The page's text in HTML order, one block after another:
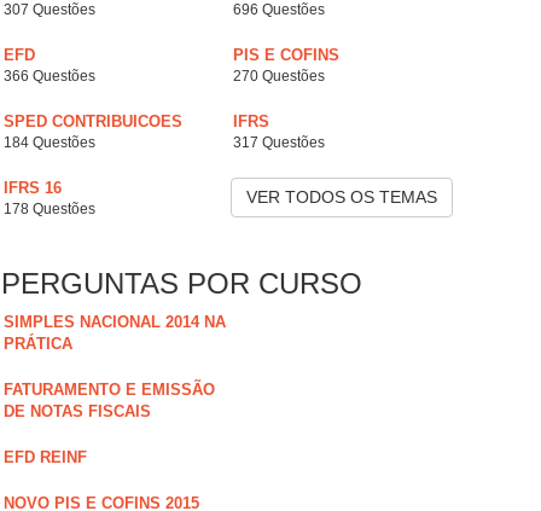
307 Questões 696 Questões
EFD
366 Questões
PIS E COFINS
270 Questões
SPED CONTRIBUICOES
184 Questões
IFRS
317 Questões
IFRS 16
178 Questões
VER TODOS OS TEMAS
PERGUNTAS POR CURSO
SIMPLES NACIONAL 2014 NA
PRÁTICA
FATURAMENTO E EMISSÃO
DE NOTAS FISCAIS
EFD REINF
NOVO PIS E COFINS 2015